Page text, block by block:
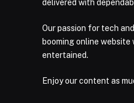
delivered with
Our passion for tech
booming online website
entertained.
Enjoy our content as